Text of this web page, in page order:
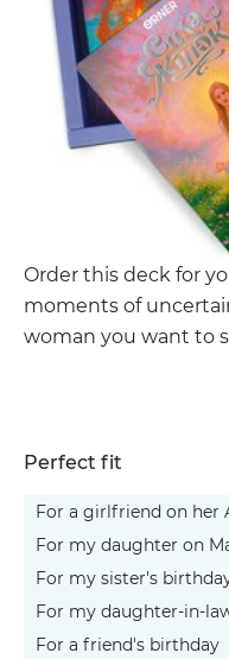
Order this deck for
moments of
woman you want to
Perfect fit
For a girlfriend on her
For my daughter on
For my sister's
For my daughter-in-
For a friend's birthday